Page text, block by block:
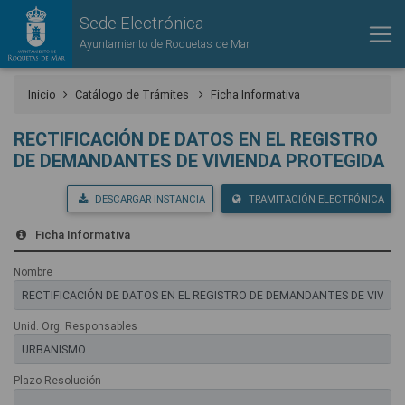
Sede Electrónica
Ayuntamiento de Roquetas de Mar
Inicio Catálogo de Trámites Ficha Informativa
RECTIFICACIÓN DE DATOS EN EL REGISTRO
DE DEMANDANTES DE VIVIENDA PROTEGIDA
DESCARGAR INSTANCIA TRAMITACIÓN ELECTRÓNICA
Ficha Informativa
Nombre
Unid. Org. Responsables
Plazo Resolución